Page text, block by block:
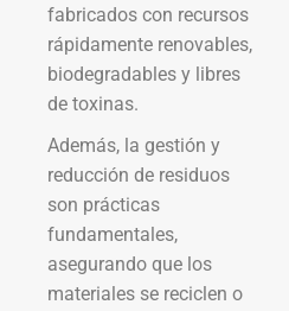
fabricados con recursos
rápidamente renovables,
biodegradables y libres
de toxinas.
Además, la gestión y
reducción de residuos
son prácticas
fundamentales,
asegurando que los
materiales se reciclen o